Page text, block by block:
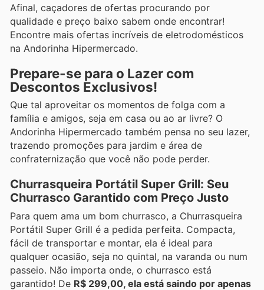
Afinal, caçadores de ofertas procurando por
qualidade e preço baixo sabem onde encontrar!
Encontre mais ofertas incríveis de eletrodomésticos
na Andorinha Hipermercado.
Prepare-se para o Lazer com
Descontos Exclusivos!
Que tal aproveitar os momentos de folga com a
família e amigos, seja em casa ou ao ar livre? O
Andorinha Hipermercado também pensa no seu lazer,
trazendo promoções para jardim e área de
confraternização que você não pode perder.
Churrasqueira Portátil Super Grill: Seu
Churrasco Garantido com Preço Justo
Para quem ama um bom churrasco, a Churrasqueira
Portátil Super Grill é a pedida perfeita. Compacta,
fácil de transportar e montar, ela é ideal para
qualquer ocasião, seja no quintal, na varanda ou num
passeio. Não importa onde, o churrasco está
garantido! De R$ 299,00, ela está saindo por apenas